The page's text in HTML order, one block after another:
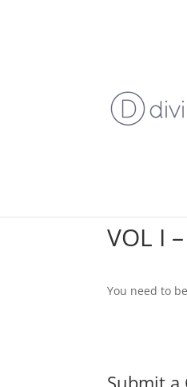
VOL I
You need to
Submit a